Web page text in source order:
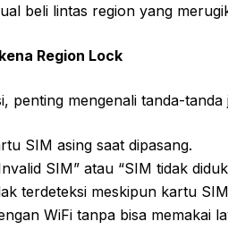
beli lintas region yang
Region Lock
penting mengenali tanda-
SIM asing saat dipasang.
SIM” atau “SIM tidak
terdeteksi meskipun kartu
WiFi tanpa bisa memakai